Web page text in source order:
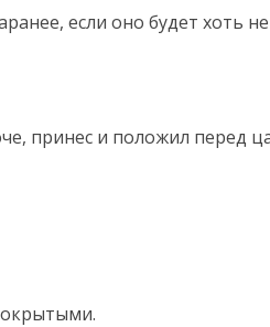
если оно будет хоть
принес и положил перед